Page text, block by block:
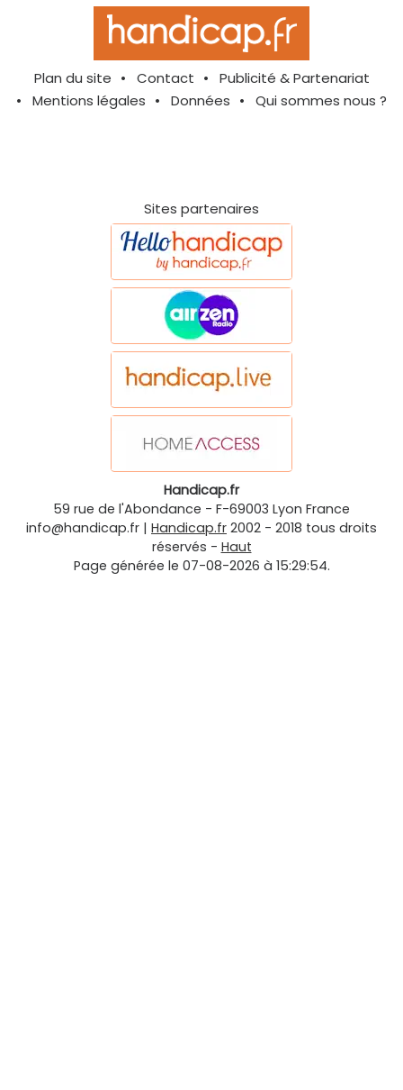
Plan du site Contact
Publicité & Partenariat
Mentions légales
Données Qui sommes nous ?
Sites partenaires
Handicap.fr
59 rue de l'Abondance - F-69003 Lyon France
info@handicap.fr | Handicap.fr 2002 - 2018 tous droits
réservés - Haut
Page générée le 07-08-2026 à 15:29:54.